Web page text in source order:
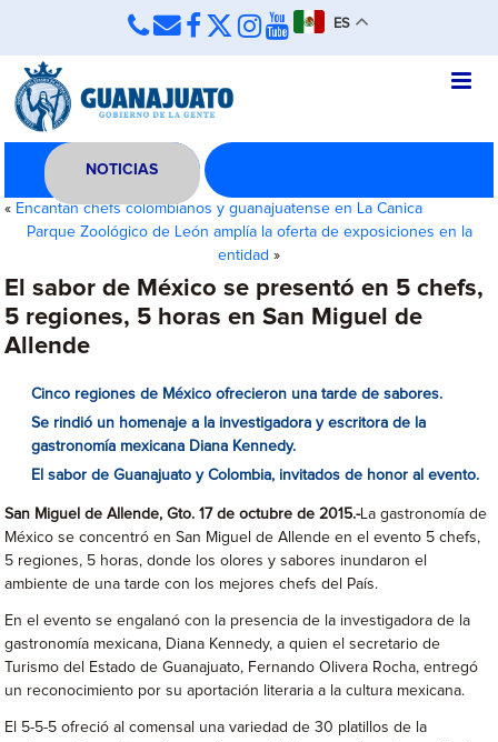
ES
NOTICIAS
« Encantan chefs colombianos y guanajuatense en La Canica
Parque Zoológico de León amplía la oferta de exposiciones en la
entidad »
El sabor de México se presentó en 5 chefs,
5 regiones, 5 horas en San Miguel de
Allende
Cinco regiones de México ofrecieron una tarde de sabores.
Se rindió un homenaje a la investigadora y escritora de la
gastronomía mexicana Diana Kennedy.
El sabor de Guanajuato y Colombia, invitados de honor al evento.
San Miguel de Allende, Gto. 17 de octubre de 2015.-La gastronomía de
México se concentró en San Miguel de Allende en el evento 5 chefs,
5 regiones, 5 horas, donde los olores y sabores inundaron el
ambiente de una tarde con los mejores chefs del País.
En el evento se engalanó con la presencia de la investigadora de la
gastronomía mexicana, Diana Kennedy, a quien el secretario de
Turismo del Estado de Guanajuato, Fernando Olivera Rocha, entregó
un reconocimiento por su aportación literaria a la cultura mexicana.
El 5-5-5 ofreció al comensal una variedad de 30 platillos de la